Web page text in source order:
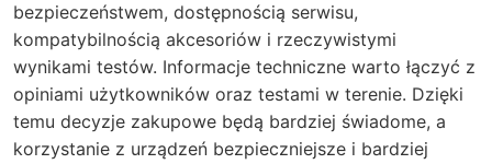
bezpieczeństwem, dostępnością serwisu,
kompatybilnością akcesoriów i rzeczywistymi
wynikami testów. Informacje techniczne warto łączyć z
opiniami użytkowników oraz testami w terenie. Dzięki
temu decyzje zakupowe będą bardziej świadome, a
korzystanie z urządzeń bezpieczniejsze i bardziej